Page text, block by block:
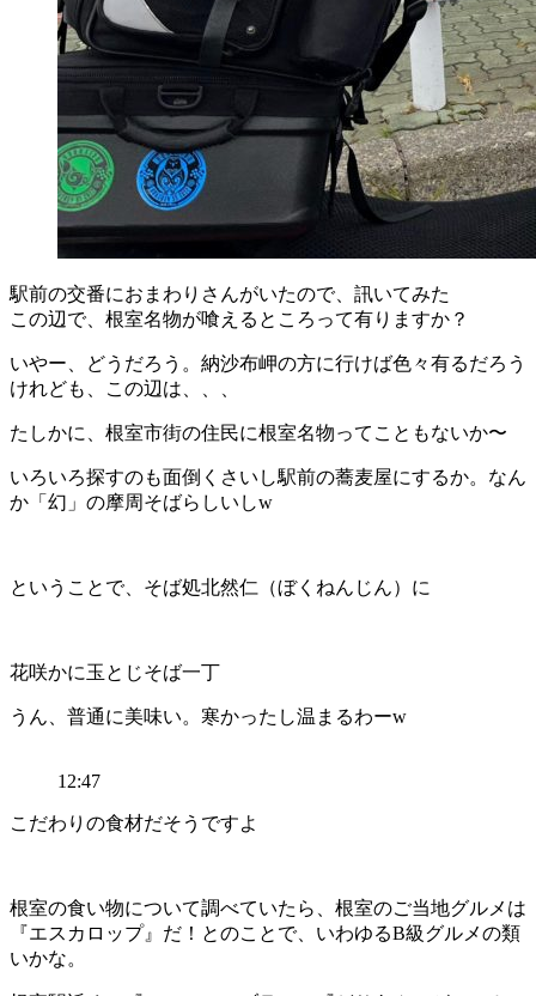
駅前の交番におまわりさんがいたので、訊いてみた
この辺で、根室名物が喰えるところって有りますか？
いやー、どうだろう。納沙布岬の方に行けば色々有るだろう
けれども、この辺は、、、
たしかに、根室市街の住民に根室名物ってこともないか〜
いろいろ探すのも面倒くさいし駅前の蕎麦屋にするか。なん
か「幻」の摩周そばらしいしw
ということで、そば処北然仁（ぼくねんじん）に
花咲かに玉とじそば一丁
うん、普通に美味い。寒かったし温まるわーw
12:47
こだわりの食材だそうですよ
根室の食い物について調べていたら、根室のご当地グルメは
『エスカロップ』だ！とのことで、いわゆるB級グルメの類
いかな。